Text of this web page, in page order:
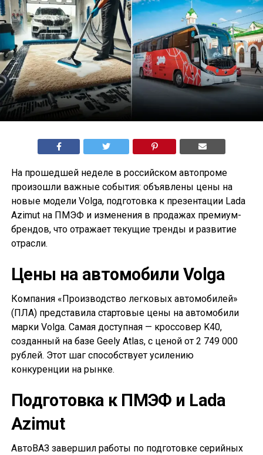
На прошедшей неделе в российском автопроме
произошли важные события: объявлены цены на
новые модели Volga, подготовка к презентации Lada
Azimut на ПМЭФ и изменения в продажах премиум-
брендов, что отражает текущие тренды и развитие
отрасли.
Цены на автомобили Volga
Компания «Производство легковых автомобилей»
(ПЛА) представила стартовые цены на автомобили
марки Volga. Самая доступная — кроссовер K40,
созданный на базе Geely Atlas, с ценой от 2 749 000
рублей. Этот шаг способствует усилению
конкуренции на рынке.
Подготовка к ПМЭФ и Lada
Azimut
АвтоВАЗ завершил работы по подготовке серийных